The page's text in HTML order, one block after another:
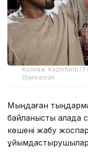
Коллаж: Kazinform /
Djansezian
Мыңдаған
байланысты қалада
көшені жабу